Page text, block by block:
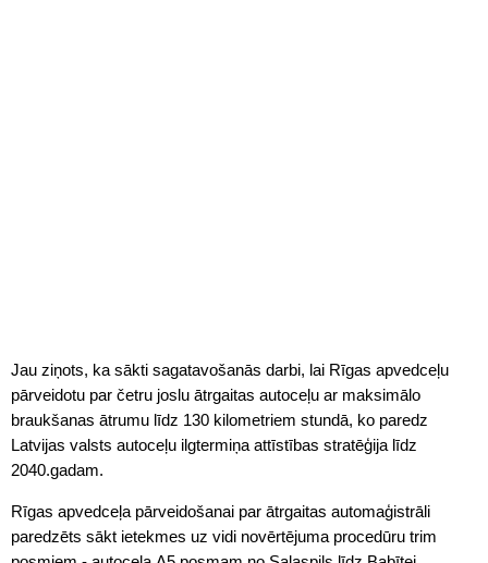
Jau ziņots, ka sākti sagatavošanās darbi, lai Rīgas apvedceļu
pārveidotu par četru joslu ātrgaitas autoceļu ar maksimālo
braukšanas ātrumu līdz 130 kilometriem stundā, ko paredz
Latvijas valsts autoceļu ilgtermiņa attīstības stratēģija līdz
2040.gadam.
Rīgas apvedceļa pārveidošanai par ātrgaitas automaģistrāli
paredzēts sākt ietekmes uz vidi novērtējuma procedūru trim